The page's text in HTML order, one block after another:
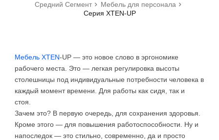
Средний Сегмент
Мебель для персонала
Серия XTEN-UP
Мебель XTEN-UP — это новое слово в эргономике
рабочего места. Это — легкая регулировка высоты
столешницы под индивидуальные потребности человека в
каждый момент времени. Для работы как сидя, так и
стоя.
Зачем это? В первую очередь, для сохранения здоровья.
Кроме этого — для повышения работоспособности. Ну и
напоследок — это стильно, современно, да и просто